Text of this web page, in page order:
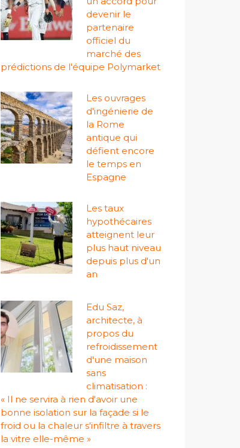
devenir le
partenaire
officiel du
marché des
prédictions de l'équipe Polymarket
Les ouvrages
d'ingénierie de
la Rome
antique qui
défient encore
le temps en
Espagne
Les taux
hypothécaires
atteignent leur
plus haut niveau
depuis plus d'un
an
Edu Saz,
architecte, à
propos du
refroidissement
d'une maison
sans
climatisation :
« Il ne servira à rien d'avoir une
bonne isolation sur la façade si le
froid ou la chaleur s'infiltre à travers
la vitre elle-même »